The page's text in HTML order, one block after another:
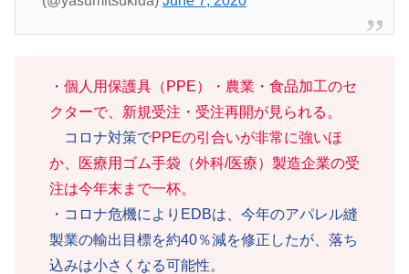
・ 個人用保護具（PPE）・農業・食品加工のセ
クターで、新規受注・受注再開が見られる。
コロナ対策でPPEの引合いが非常に強いほ
か、医療用ゴム手袋（外科/医療）製造企業の受
注は今年末まで一杯。
・コロナ危機によりEDBは、今年のアパレル縫
製業の輸出目標を約40％減を修正したが、落ち
込みは小さくなる可能性。